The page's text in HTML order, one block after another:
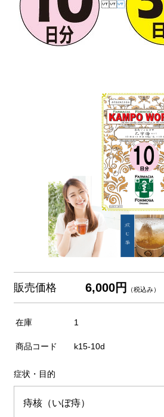
販売価格 6,000円 （税込み）
在庫 1
商品コード k15-10d
症状・目的